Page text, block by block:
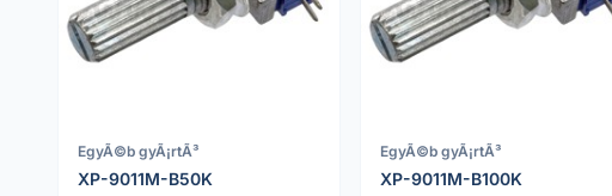
EgyÃ©b gyÃ¡rtÃ³
XP-9011M-B50K
EgyÃ©b gyÃ¡rtÃ³
XP-9011M-B100K